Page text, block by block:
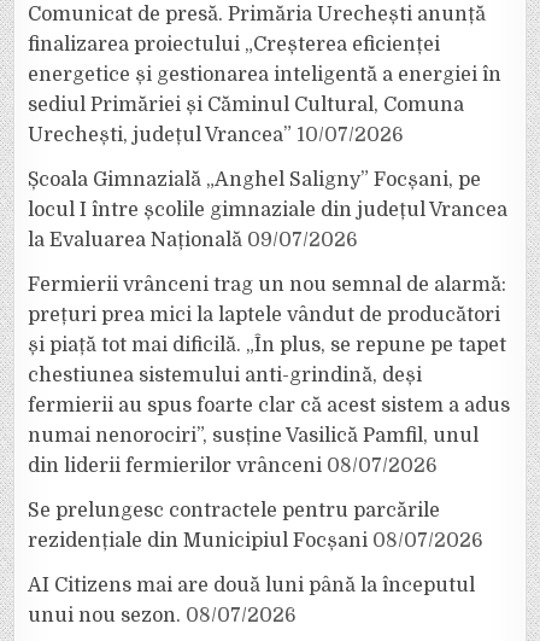
Comunicat de presă. Primăria Urechești anunță
finalizarea proiectului „Creșterea eficienței
energetice și gestionarea inteligentă a energiei în
sediul Primăriei și Căminul Cultural, Comuna
Urechești, județul Vrancea” 10/07/2026
Școala Gimnazială „Anghel Saligny” Focșani, pe
locul I între școlile gimnaziale din județul Vrancea
la Evaluarea Națională 09/07/2026
Fermierii vrânceni trag un nou semnal de alarmă:
prețuri prea mici la laptele vândut de producători
și piață tot mai dificilă. „În plus, se repune pe tapet
chestiunea sistemului anti-grindină, deși
fermierii au spus foarte clar că acest sistem a adus
numai nenorociri”, susține Vasilică Pamfil, unul
din liderii fermierilor vrânceni 08/07/2026
Se prelungesc contractele pentru parcările
rezidențiale din Municipiul Focșani 08/07/2026
AI Citizens mai are două luni până la începutul
unui nou sezon. 08/07/2026